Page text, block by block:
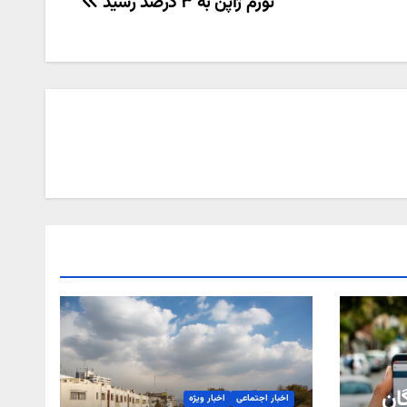
اخبار اجتماعی اخبار ویژه